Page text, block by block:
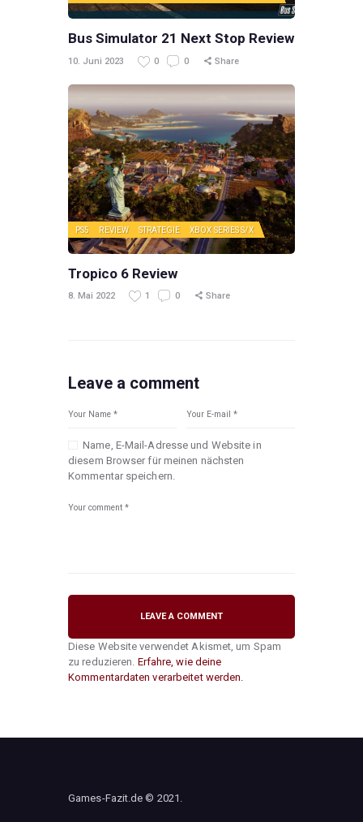
Bus Simulator 21 Next Stop Review
10. Juni 2023 0 0 Share
PS5 REVIEW STRATEGIE XBOX SERIES S/X
Tropico 6 Review
8. Mai 2022 1 0 Share
Leave a comment
Name, E-Mail-Adresse und Website in
diesem Browser für meinen nächsten
Kommentar speichern.
Diese Website verwendet Akismet, um Spam
zu reduzieren. Erfahre, wie deine
Kommentardaten verarbeitet werden.
Games-Fazit.de © 2021.